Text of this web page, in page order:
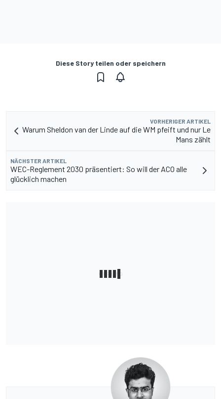
Diese Story teilen oder speichern
VORHERIGER ARTIKEL
Warum Sheldon van der Linde auf die WM pfeift und nur Le
Mans zählt
NÄCHSTER ARTIKEL
WEC-Reglement 2030 präsentiert: So will der ACO alle
glücklich machen